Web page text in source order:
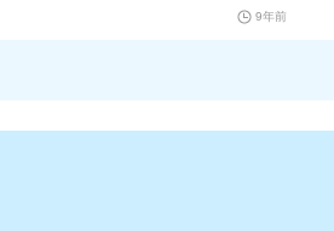
9年前